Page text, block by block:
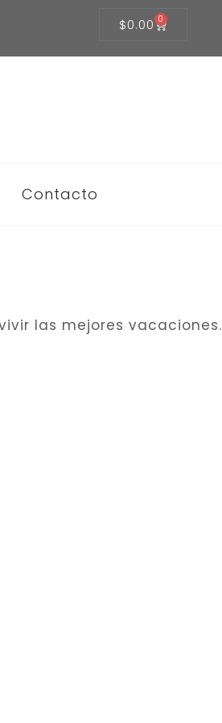
$0.00 0
Contacto
las mejores vacaciones.